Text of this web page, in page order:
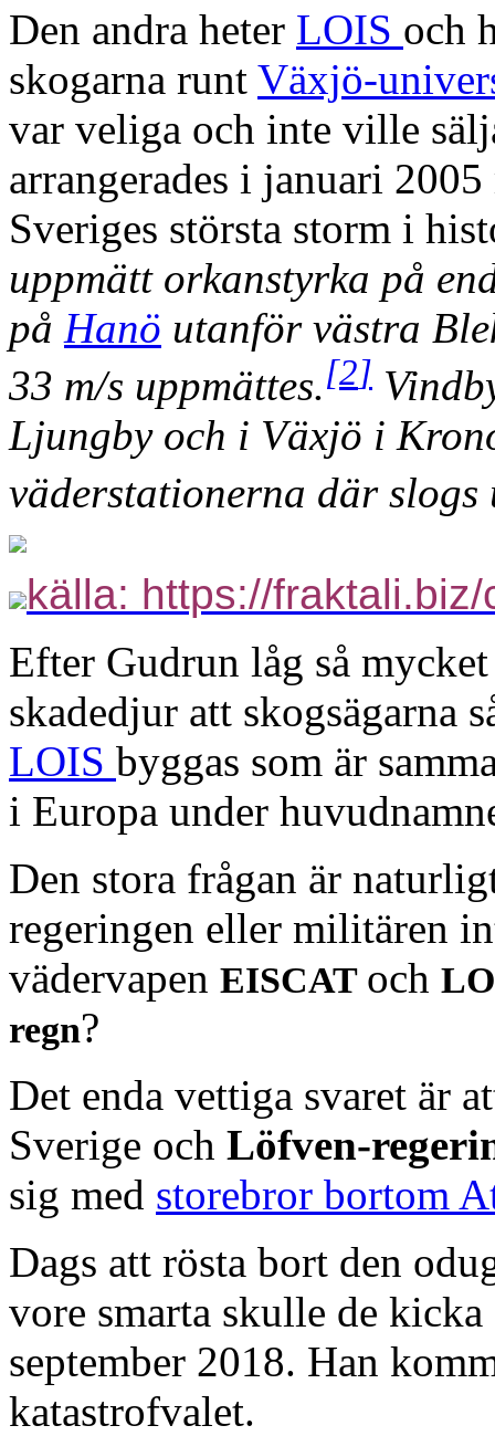
Den andra heter LOIS och
skogarna runt Växjö-
var veliga och inte ville
arrangerades i januari
Sveriges största storm i
uppmätt orkanstyrka på
på Hanö utanför västra
33 m/s uppmättes.[2]
Ljungby och i Växjö i
väderstationerna där slogs
källa: https://
Efter Gudrun låg så
skadedjur att skogsägarna
LOIS byggas som är
i Europa under
Den stora frågan är
regeringen eller militären
vädervapen EISCAT och
regn?
Det enda vettiga svaret är
Sverige och Löfven-
sig med storebror bortom
Dags att rösta bort den
vore smarta skulle de
september 2018. Han
katastrofvalet.